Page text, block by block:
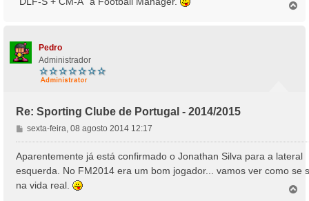
Pedro
Administrador
Re: Sporting Clube de Portugal - 2014/2015
M
e
s
a
g
sexta-feira, 08 agosto 2014 12:17
Aparentemente já está confirmado o Jonathan Silva para a lateral
esquerda. No FM2014 era um bom jogador... vamos ver como se
na vida real.